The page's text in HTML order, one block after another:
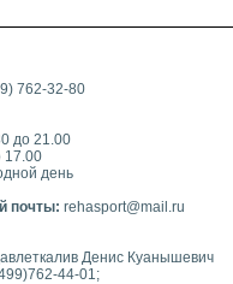
762-32-80
до 21.00
17.00
день
почты: rehasport@mail.ru
Денис Куанышевич
44-01;